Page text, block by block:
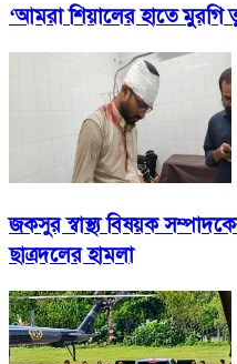
‘আমরা শিয়ালের হাতে
জকসুর স্বাস্থ্য বিষয়ক
ছাত্রদলের হামলা